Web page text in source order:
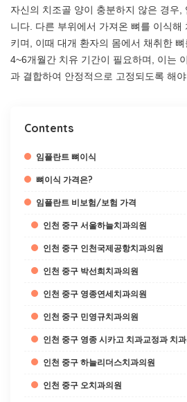
자신의 치조골 양이 충분하지 않은 경우,
니다. 다른 부위에서 가져온 뼈를 이식해
키며, 이때 대개 환자의 몸에서 채취한
4~6개월간 치유 기간이 필요하며, 이는
과 결합하여 안정적으로 고정되도록 해야
Contents
임플란트 뼈이식
뼈이식 가격은?
임플란트 비보험/보험 가격
인천 중구 서울하늘치과의원
인천 중구 인천국제공항치과의원
인천 중구 박선희치과의원
인천 중구 영종연세치과의원
인천 중구 민영규치과의원
인천 중구 영종 시카고 치과교정과 치
인천 중구 하늘리더스치과의원
인천 중구 오치과의원